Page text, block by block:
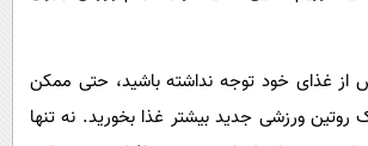
از غذای خود توجه نداشته باشید، حتی ممکن
ورزشی جدید بیشتر غذا بخورید. نه تنها